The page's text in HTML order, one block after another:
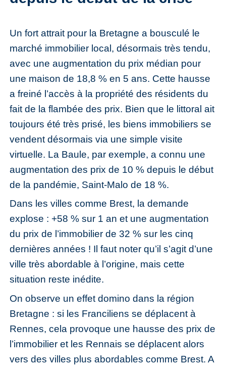
Un fort attrait pour la Bretagne a bousculé le
marché immobilier local, désormais très tendu,
avec une augmentation du prix médian pour
une maison de 18,8 % en 5 ans. Cette hausse
a freiné l’accès à la propriété des résidents du
fait de la flambée des prix. Bien que le littoral ait
toujours été très prisé, les biens immobiliers se
vendent désormais via une simple visite
virtuelle. La Baule, par exemple, a connu une
augmentation des prix de 10 % depuis le début
de la pandémie, Saint-Malo de 18 %.
Dans les villes comme Brest, la demande
explose : +58 % sur 1 an et une augmentation
du prix de l’immobilier de 32 % sur les cinq
dernières années ! Il faut noter qu’il s’agit d’une
ville très abordable à l’origine, mais cette
situation reste inédite.
On observe un effet domino dans la région
Bretagne : si les Franciliens se déplacent à
Rennes, cela provoque une hausse des prix de
l’immobilier et les Rennais se déplacent alors
vers des villes plus abordables comme Brest. A